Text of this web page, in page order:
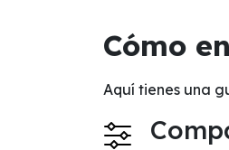
Cómo
Aquí tienes una